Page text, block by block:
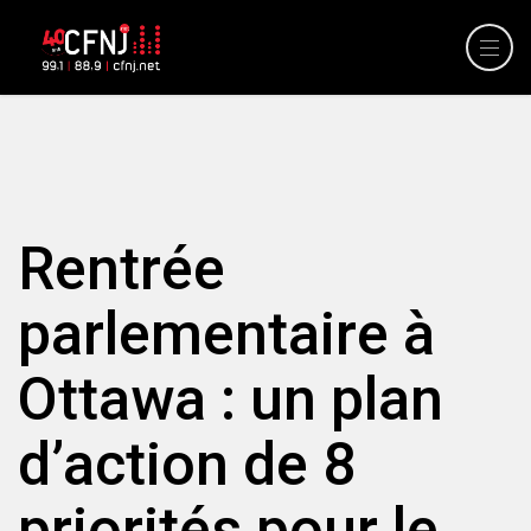
Rentrée
parlementaire à
Ottawa : un plan
d’action de 8